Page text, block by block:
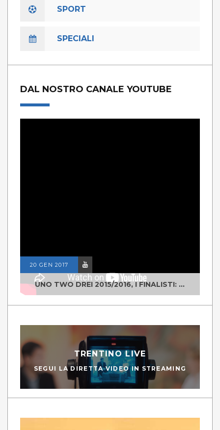
SPORT
SPECIALI
DAL NOSTRO CANALE YOUTUBE
20 GEN 2017
UNO TWO DREI 2015/2016, I FINALISTI: CLASSE IV ALS ISTITUTO "DEGASPERI" BORGO VALSUGANA
TRENTINO LIVE
SEGUI LA DIRETTA VIDEO IN STREAMING